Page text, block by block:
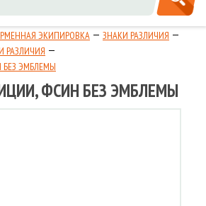
ЭКИПИРОВКА
ЗНАКИ РАЗЛИЧИЯ
РАЗЛИЧИЯ
ЭМБЛЕМЫ
ФСИН БЕЗ ЭМБЛЕМЫ